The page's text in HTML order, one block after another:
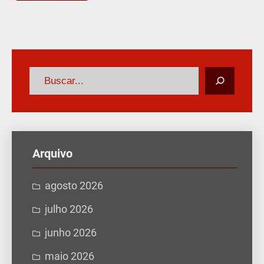
e
s
s
r
Arquivo
agosto 2026
julho 2026
junho 2026
maio 2026